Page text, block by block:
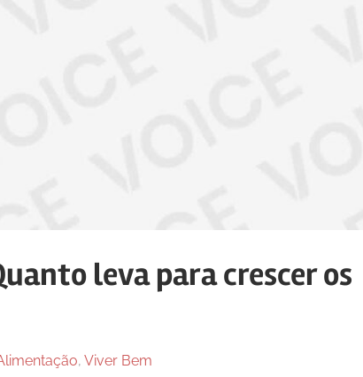
leva para crescer os
, Viver Bem